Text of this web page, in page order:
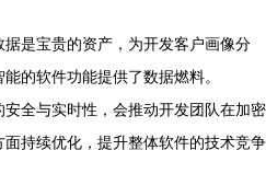
据是宝贵的资产，为开发客户画像分
的软件功能提供了数据燃料。
安全与实时性，会推动开发团队在加密
持续优化，提升整体软件的技术竞争